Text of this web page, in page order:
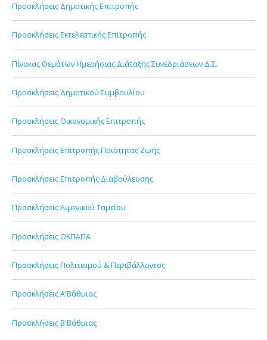
Προσκλήσεις Δημοτικής Επιτροπής
Προσκλήσεις Εκτελεστικής Επιτροπής
Πίνακας Θεμάτων Ημερήσιας Διάταξης Συνεδριάσεων Δ.Σ.
Προσκλήσεις Δημοτικού Συμβουλίου
Προσκλήσεις Οικονομικής Επιτροπής
Προσκλήσεις Επιτροπής Ποιότητας Ζωής
Προσκλήσεις Επιτροπής Διαβούλευσης
Προσκλήσεις Λιμενικού Ταμείου
Προσκλήσεις ΟΚΠΑΠΑ
Προσκλήσεις Πολιτισμού & Περιβάλλοντος
Προσκλήσεις Α'Βάθμιας
Προσκλήσεις Β'Βάθμιας